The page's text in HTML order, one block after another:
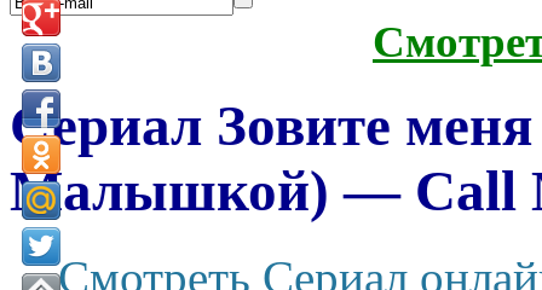
Сериал Зовите
Малышкой) — Call
Смотреть Сериал